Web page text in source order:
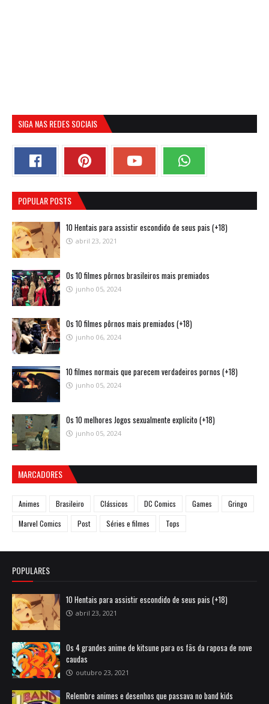
SIGA NAS REDES SOCIAIS
POPULAR POSTS
10 Hentais para assistir escondido de seus pais (+18)
abril 23, 2021
Os 10 filmes pôrnos brasileiros mais premiados
junho 05, 2024
Os 10 filmes pôrnos mais premiados (+18)
junho 06, 2024
10 filmes normais que parecem verdadeiros pornos (+18)
junho 05, 2024
Os 10 melhores Jogos sexualmente explícito (+18)
junho 05, 2024
MARCADORES
Animes Brasileiro Clássicos DC Comics Games
Gringo
Marvel Comics
Post Séries e filmes Tops
POPULARES
10 Hentais para assistir escondido de seus pais (+18)
abril 23, 2021
Os 4 grandes anime de kitsune para os fãs da raposa de nove
caudas
outubro 23, 2021
Relembre animes e desenhos que passava no band kids